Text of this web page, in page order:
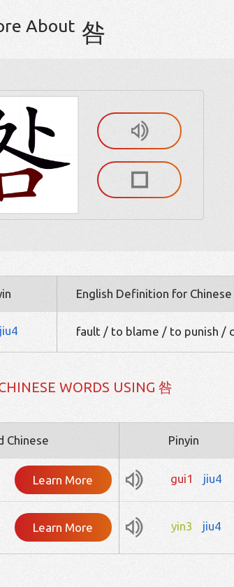
About 咎
English Definition for
jiu4 fault / to blame / to punish /
WORDS USING 咎
Chinese Pinyin
Learn More gui1 jiu4
Learn More yin3 jiu4